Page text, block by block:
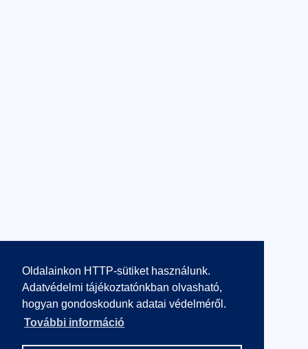
Oldalainkon HTTP-sütiket használunk.
Adatvédelmi tájékoztatónkban olvasható,
hogyan gondoskodunk adatai védelméről.
További információ